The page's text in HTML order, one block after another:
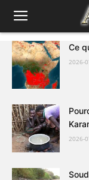
Ce
2026-
2026-